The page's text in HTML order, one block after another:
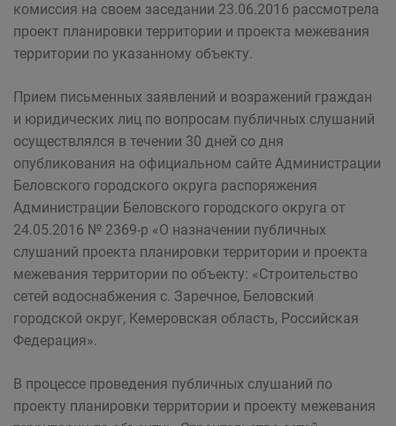
комиссия на своем заседании 23.06.2016 рассмотрела
проект планировки территории и проекта межевания
территории по указанному объекту.
Прием письменных заявлений и возражений граждан
и юридических лиц по вопросам публичных слушаний
осуществлялся в течении 30 дней со дня
опубликования на официальном сайте Администрации
Беловского городского округа распоряжения
Администрации Беловского городского округа от
24.05.2016 № 2369-р «О назначении публичных
слушаний проекта планировки территории и проекта
межевания территории по объекту: «Строительство
сетей водоснабжения с. Заречное, Беловский
городской округ, Кемеровская область, Российская
Федерация».
В процессе проведения публичных слушаний по
проекту планировки территории и проекту межевания